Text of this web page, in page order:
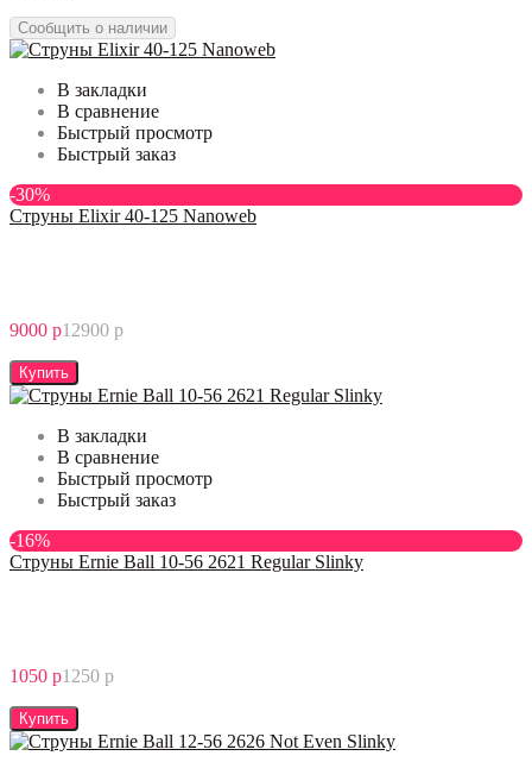
Сообщить о наличии
В закладки
В сравнение
Быстрый просмотр
Быстрый заказ
-30%
Струны Elixir 40-125 Nanoweb
9000 р12900 р
Купить
В закладки
В сравнение
Быстрый просмотр
Быстрый заказ
-16%
Струны Ernie Ball 10-56 2621 Regular Slinky
1050 р1250 р
Купить